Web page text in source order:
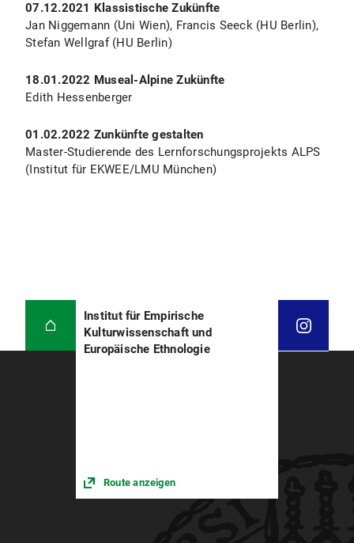
07.12.2021 Klassistische Zukünfte
Jan Niggemann (Uni Wien), Francis Seeck (HU Berlin),
Stefan Wellgraf (HU Berlin)
18.01.2022 Museal-Alpine Zukünfte
Edith Hessenberger
01.02.2022 Zunkünfte gestalten
Master-Studierende des Lernforschungsprojekts ALPS
(Institut für EKWEE/LMU München)
Institut für Empirische
Kulturwissenschaft und
Europäische Ethnologie
Route anzeigen